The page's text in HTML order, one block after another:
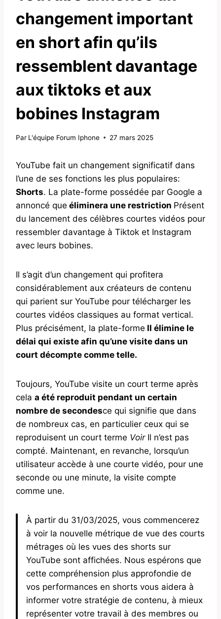
changement important
en short afin qu’ils
ressemblent davantage
aux tiktoks et aux
bobines Instagram
Par L'équipe Forum Iphone 27 mars 2025
YouTube fait un changement significatif dans
l’une de ses fonctions les plus populaires:
Shorts. La plate-forme possédée par Google a
annoncé que éliminera une restriction Présent
du lancement des célèbres courtes vidéos pour
ressembler davantage à Tiktok et Instagram
avec leurs bobines.
Il s’agit d’un changement qui profitera
considérablement aux créateurs de contenu
qui parient sur YouTube pour télécharger les
courtes vidéos classiques au format vertical.
Plus précisément, la plate-forme Il élimine le
délai qui existe afin qu’une visite dans un
court décompte comme telle.
Toujours, YouTube visite un court terme après
cela a été reproduit pendant un certain
nombre de secondesce qui signifie que dans
de nombreux cas, en particulier ceux qui se
reproduisent un court terme VoirIl n’est pas
compté. Maintenant, en revanche, lorsqu’un
utilisateur accède à une courte vidéo, pour une
seconde ou une minute, la visite compte
comme une.
À partir du 31/03/2025, vous commencerez
à voir la nouvelle métrique de vue des courts
métrages où les vues des shorts sur
YouTube sont affichées. Nous espérons que
cette compréhension plus approfondie de
vos performances en shorts vous aidera à
informer votre stratégie de contenu, à mieux
représenter votre travail à des membres ou